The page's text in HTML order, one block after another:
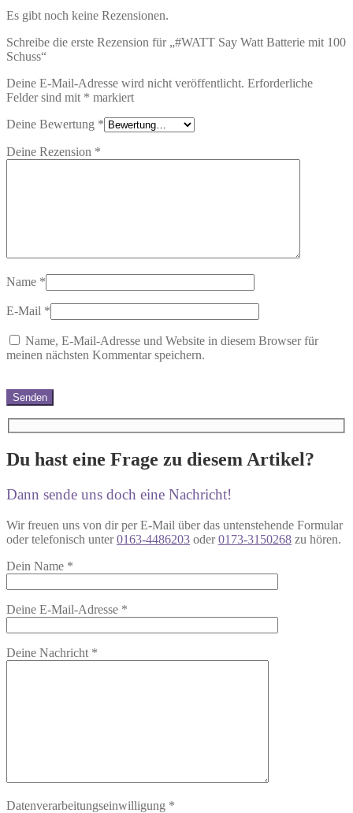
Es gibt noch keine Rezensionen.
Schreibe die erste Rezension für „#WATT Say Watt Batterie mit 100
Schuss“
Deine E-Mail-Adresse wird nicht veröffentlicht. Erforderliche
Felder sind mit * markiert
Deine Bewertung *
Deine Rezension *
Name *
E-Mail *
Name, E-Mail-Adresse und Website in diesem Browser für
meinen nächsten Kommentar speichern.
Du hast eine Frage zu diesem Artikel?
Dann sende uns doch eine Nachricht!
Wir freuen uns von dir per E-Mail über das untenstehende Formular
oder telefonisch unter0163-4486203 oder0173-3150268 zu hören.
Dein Name *
Deine E-Mail-Adresse *
Deine Nachricht *
Datenverarbeitungseinwilligung *